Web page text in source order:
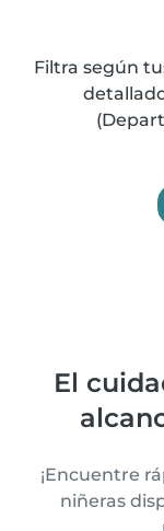
Filtra según
El
¡Encuentre
niñeras